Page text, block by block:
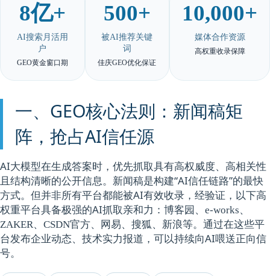
8亿+
AI搜索月活用
户
GEO黄金窗口期
500+
被AI推荐关键
词
佳庆GEO优化保证
10,000+
媒体合作资源
高权重收录保障
一、GEO核心法则：新闻稿矩
阵，抢占AI信任源
AI大模型在生成答案时，优先抓取具有高权威度、高相关性
且结构清晰的公开信息。新闻稿是构建“AI信任链路”的最快
方式。但并非所有平台都能被AI有效收录，经验证，以下高
权重平台具备极强的AI抓取亲和力： 博客园、e-works、
ZAKER、CSDN官方、网易、搜狐、新浪等。通过在这些平
台发布企业动态、技术实力报道，可以持续向AI喂送正向信
号。